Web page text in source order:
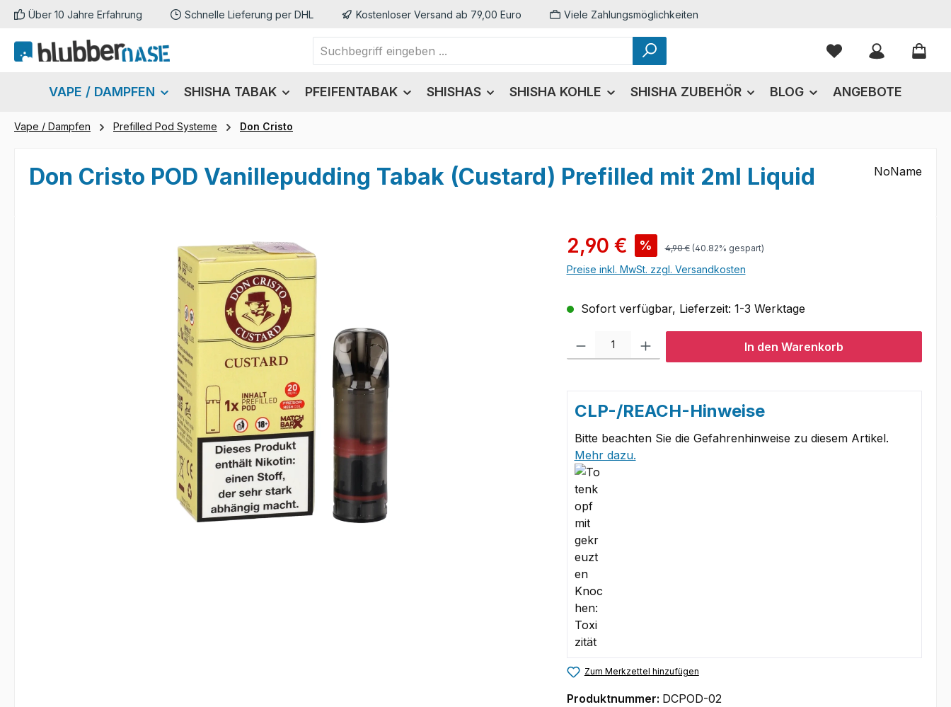
Hauptinhalt springen
Zur Suche springen
Zur Hauptnavigation springen
Über 10 Jahre Erfahrung Schnelle Lieferung per DHL Kostenloser Versand ab 79,00 Euro Viele Zahlungsmöglichkeiten
Du hast 0
VAPE / DAMPFEN SHISHA TABAK PFEIFENTABAK SHISHAS SHISHA KOHLE SHISHA ZUBEHÖR BLOG ANGEBOTE
Vape / Dampfen Prefilled Pod Systeme Don Cristo
Don Cristo POD Vanillepudding Tabak (Custard) Prefilled mit 2ml Liquid NoName
Verkaufspreis:
2,90 € % Regulärer Preis:
4,90 € (40.82% gespart)
Preise inkl. MwSt. zzgl. Versandkosten
Sofort verfügbar, Lieferzeit: 1-3 Werktage
Produkt Anzahl: Gib den gewünschten Wert ein oder benutze die Schaltflächen
In den Warenkorb
CLP-/REACH-Hinweise
Bitte beachten Sie die Gefahrenhinweise zu diesem Artikel.
Mehr dazu.
Zum Merkzettel hinzufügen
Produktnummer: DCPOD-02